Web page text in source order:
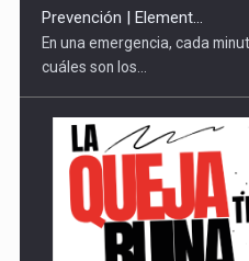
Prevención | Element...
En una emergencia, cada
cuáles son los...